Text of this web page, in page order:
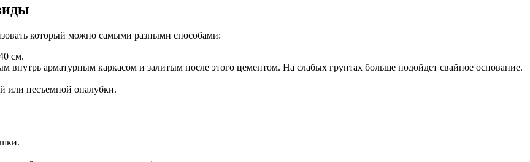
который можно самыми разными способами:
см.
арматурным каркасом и залитым после этого цементом. На слабых грунтах больше подойдет свайное основание.
или несъемной опалубки.